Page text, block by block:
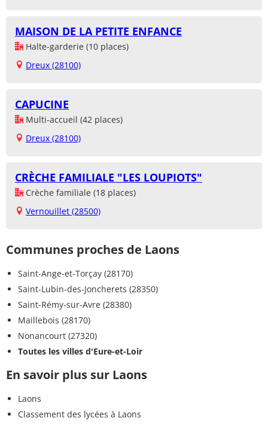
MAISON DE LA PETITE ENFANCE
Halte-garderie (10 places)
Dreux (28100)
CAPUCINE
Multi-accueil (42 places)
Dreux (28100)
CRÈCHE FAMILIALE "LES LOUPIOTS"
Crèche familiale (18 places)
Vernouillet (28500)
Communes proches de Laons
Saint-Ange-et-Torçay (28170)
Saint-Lubin-des-Joncherets (28350)
Saint-Rémy-sur-Avre (28380)
Maillebois (28170)
Nonancourt (27320)
Toutes les villes d'Eure-et-Loir
En savoir plus sur Laons
Laons
Classement des lycées à Laons